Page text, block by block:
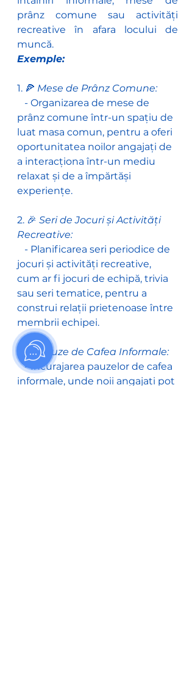
prânz comune sau activități
recreative în afara locului de
muncă.
Exemple:
1. 🍕 Mese de Prânz Comune:
prânz comune într-un spațiu de
luat masa comun, pentru a oferi
oportunitatea noilor angajați de
a interacționa într-un mediu
relaxat și de a împărtăși
experiențe.
2. 🎉 Seri de Jocuri și Activități
Recreative:
jocuri și activități recreative,
cum ar fi jocuri de echipă, trivia
sau seri tematice, pentru a
construi relații prietenoase între
membrii echipei.
3. ☕ Pauze de Cafea Informale:
   - Încurajarea pauzelor de cafea
informale, unde noii angajați pot